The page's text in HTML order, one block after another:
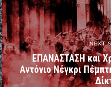
NEXT
ΕΠΑΝΑΣΤΑΣΗ και
Αντόνιο Νέγκρι